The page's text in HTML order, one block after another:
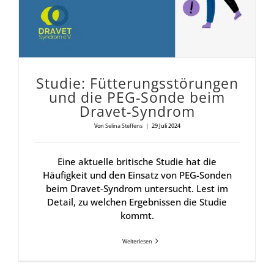
Stu­die: Füt­te­rungs­stö­run­gen
und die PEG-Son­de beim
Dra­vet-Syn­drom
Von Selina Steffens | 29 Juli 2024
Eine aktuelle britische Studie hat die
Häufigkeit und den Einsatz von PEG-Sonden
beim Dravet-Syndrom untersucht. Lest im
Detail, zu welchen Ergebnissen die Studie
kommt.
Weiterlesen